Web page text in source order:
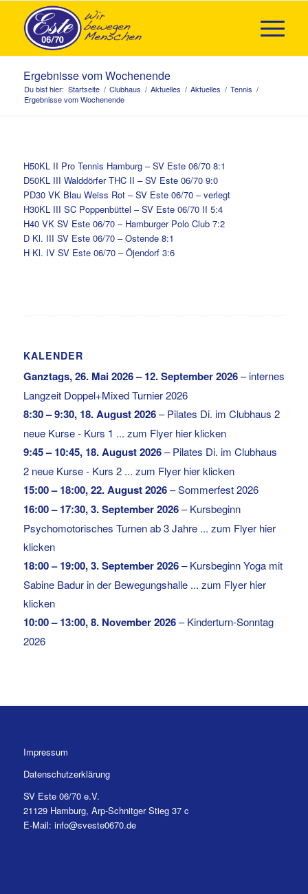
Ergebnisse vom Wochenende
Du bist hier: Startseite / Clubhaus / Aktuelles / Aktuelles / Tennis /
Ergebnisse vom Wochenende
H50KL II Pro Tennis Hamburg – SV Este 06/70 8:1
D50KL III Walddörfer THC II – SV Este 06/70 9:0
PD30 VK Blau Weiss Rot – SV Este 06/70 – verlegt
H30KL III SC Poppenbüttel – SV Este 06/70 II 5:4
H40 VK SV Este 06/70 – Hamburger Polo Club 7:2
D Kl. III SV Este 06/70 – Ostende 8:1
H Kl. IV SV Este 06/70 – Öjendorf 3:6
KALENDER
Ganztags,26. Mai 2026– 12. September 2026–internes
Langzeit Doppel+Mixed Turnier 2026
8:30– 9:30, 18. August 2026–Pilates Di. im Clubhaus 2
neue Kurse - Kurs 1 ... zum Flyer hier klicken
9:45– 10:45, 18. August 2026–Pilates Di. im Clubhaus
2 neue Kurse - Kurs 2 ... zum Flyer hier klicken
15:00– 18:00,22. August 2026–Sommerfest 2026
16:00– 17:30,3. September 2026–Kursbeginn
Psychomotorisches Turnen ab 3 Jahre ... zum Flyer hier
klicken
18:00– 19:00,3. September 2026–Kursbeginn Yoga mit
Sabine Badur in der Bewegungshalle ... zum Flyer hier
klicken
10:00– 13:00,8. November 2026–Kinderturn-Sonntag
2026
Impressum
Datenschutzerklärung
SV Este 06/70 e.V.
21129 Hamburg, Arp-Schnitger Stieg 37 c
E-Mail: info@sveste0670.de